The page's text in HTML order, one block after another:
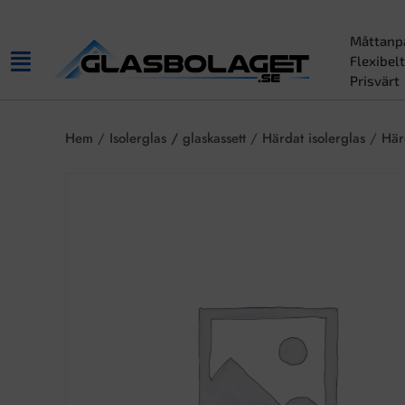
Flexibelt
Prisvärt
Hem / Isolerglas / glaskassett / Härdat isolerglas /